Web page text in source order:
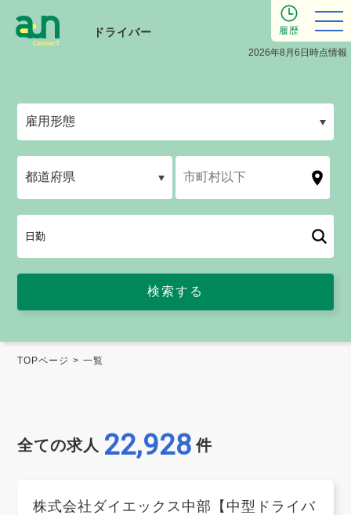
ドライバー
2026年8月6日時点情報
履歴
TOPページ 一覧
全ての求人 22,928 件
株式会社ダイエックス中部【中型ドライバ